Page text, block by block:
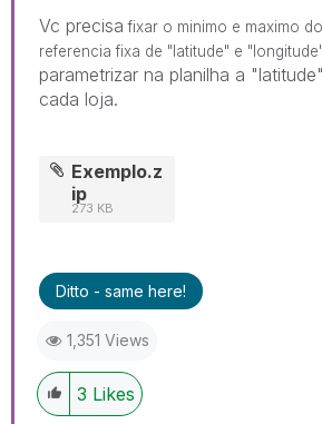
Vc precisa fixar o minimo e maximo
referencia fixa de "latitude" e
parametrizar na planilha a
cada loja.
Exemplo.z
ip
273 KB
Ditto - same here!
1,351 Views
3 Likes